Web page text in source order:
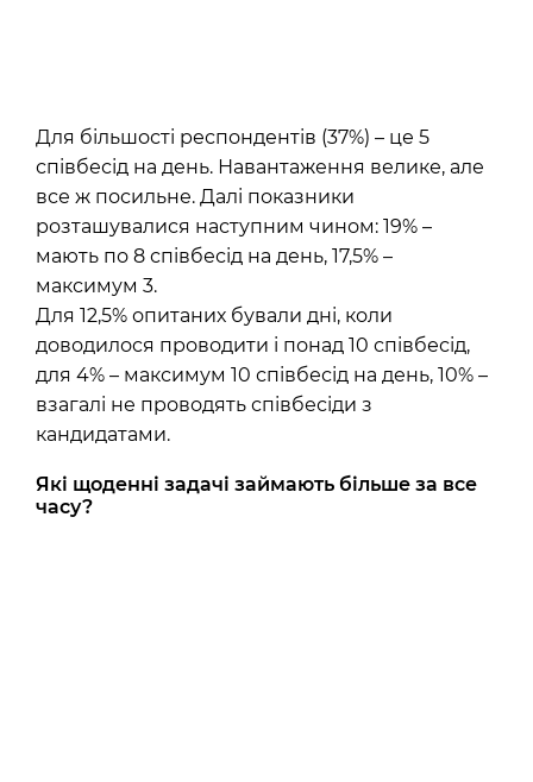
Для більшості респондентів (37%) – це 5
співбесід на день. Навантаження велике, але
все ж посильне. Далі показники
розташувалися наступним чином: 19% –
мають по 8 співбесід на день, 17,5% –
максимум 3.
Для 12,5% опитаних бували дні, коли
доводилося проводити і понад 10 співбесід,
для 4% – максимум 10 співбесід на день, 10% –
взагалі не проводять співбесіди з
кандидатами.
Які щоденні задачі займають більше за все
часу?